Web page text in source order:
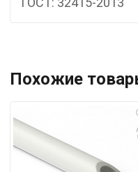
Похожие